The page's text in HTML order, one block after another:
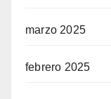
marzo 2025
febrero 2025